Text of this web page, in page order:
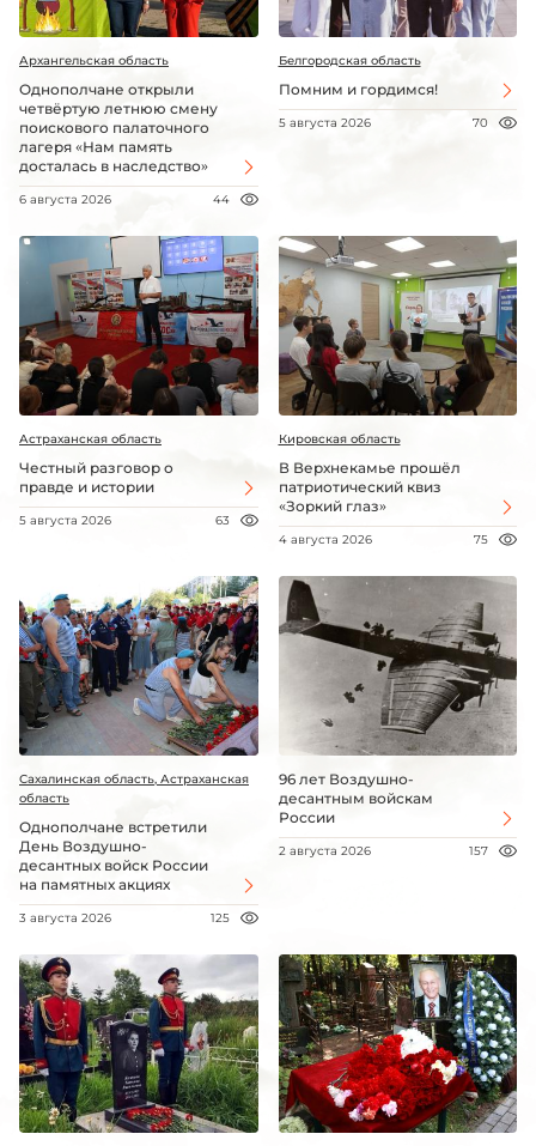
Архангельская область
Однополчане открыли
четвёртую летнюю смену
поискового палаточного
лагеря «Нам память
досталась в наследство»
6 августа 2026 44
Белгородская область
Помним и гордимся!
5 августа 2026 70
Астраханская область
Честный разговор о
правде и истории
5 августа 2026 63
Кировская область
В Верхнекамье прошёл
патриотический квиз
«Зоркий глаз»
4 августа 2026 75
Сахалинская область, Астраханская
область
Однополчане встретили
День Воздушно-
десантных войск России
на памятных акциях
3 августа 2026 125
96 лет Воздушно-
десантным войскам
России
2 августа 2026 157